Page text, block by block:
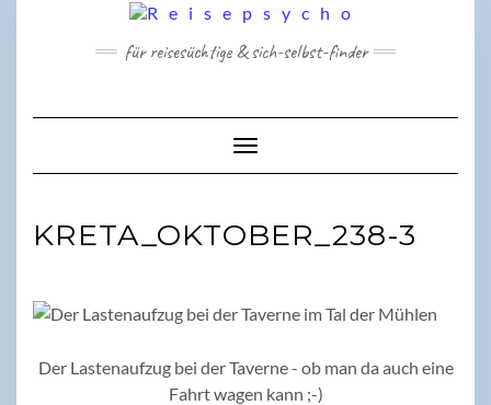
für reisesüchtige & sich-selbst-finder
Toggle Navigation
KRETA_OKTOBER_238-3
Der Lastenaufzug bei der Taverne - ob man da auch eine
Fahrt wagen kann ;-)